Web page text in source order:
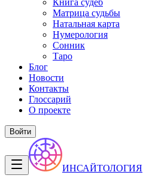
Книга судеб
Матрица судьбы
Натальная карта
Нумерология
Сонник
Таро
Блог
Новости
Контакты
Глоссарий
О проекте
Войти
ИНСАЙТОЛОГИЯ